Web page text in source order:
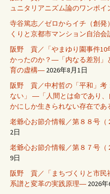
ュニタリアニズム論のワンポ
寺谷篤志／ゼロからイチ（創
くりと京都市マンション自治
阪野 貢／「やまゆり園事件10
かったのか？―「内なる差別」
育の虚構― 2026年8月1日
阪野 貢／中村哲の「平和」考
ない」 ―「人間とは命であり
かにしか生きられない存在で
老爺心お節介情報／第８８号（
2日
老爺心お節介情報／第８７号（
9日
阪野 貢／「まちづくりと市民
系譜と変革の実践原理― 2026